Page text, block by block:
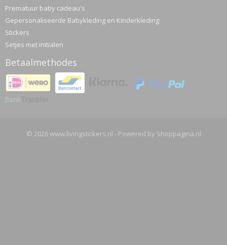
Prematuur baby cadeau's
Gepersonaliseerde Babykleding en Kinderkleding
Stickers
Setjes met initialen
Betaalmethodes
© 2026 www.livingstickers.nl - Powered by Shoppagina.nl